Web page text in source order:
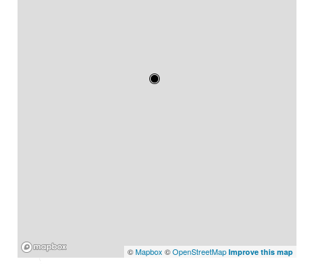
©Mapbox ©OpenStreetMap Improve this map